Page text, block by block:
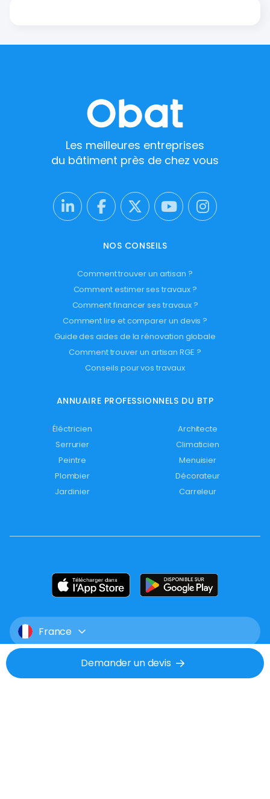
Demander un devis
Les meilleures entreprises
du bâtiment près de chez vous
NOS CONSEILS
Comment trouver un artisan ?
Comment estimer ses travaux ?
Comment financer ses travaux ?
Comment lire et comparer un devis ?
Guide des aides de la rénovation globale
Comment trouver un artisan RGE ?
Conseils pour vos travaux
ANNUAIRE PROFESSIONNELS DU BTP
Éléctricien
Architecte
Serrurier
Climaticien
Peintre
Menuisier
Plombier
Décorateur
Jardinier
Carreleur
France
Mentions légales